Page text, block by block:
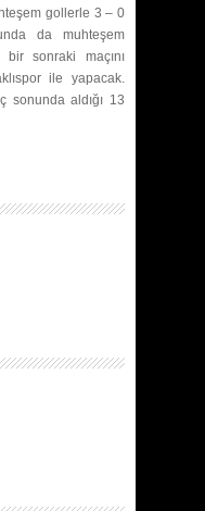
gollerle 3 – 0
da muhteşem
bir sonraki maçını
ile yapacak.
sonunda aldığı 13